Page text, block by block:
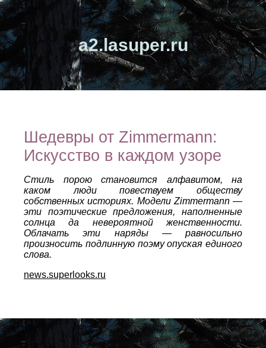
a2.lasuper.ru
Шедевры от Zimmermann:
Искусство в каждом узоре
Стиль порою становится алфавитом, на
каком люди повествуем обществу
собственных историях. Модели Zimmermann —
эти поэтические предложения, наполненные
солнца да невероятной женственности.
Облачать эти наряды — равносильно
произносить подлинную поэму опуская единого
слова.
news.superlooks.ru